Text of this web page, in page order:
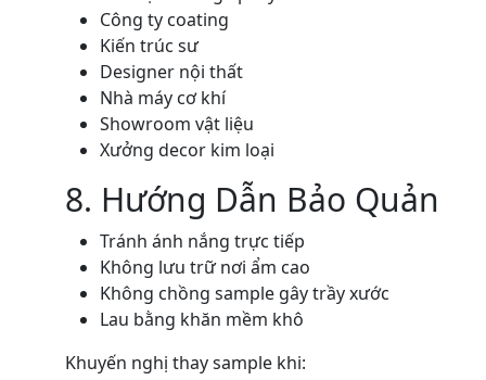
Công ty coating
Kiến trúc sư
Designer nội thất
Nhà máy cơ khí
Showroom vật liệu
Xưởng decor kim loại
8. Hướng Dẫn Bảo Quản
Tránh ánh nắng trực tiếp
Không lưu trữ nơi ẩm cao
Không chồng sample gây trầy xước
Lau bằng khăn mềm khô
Khuyến nghị thay sample khi: